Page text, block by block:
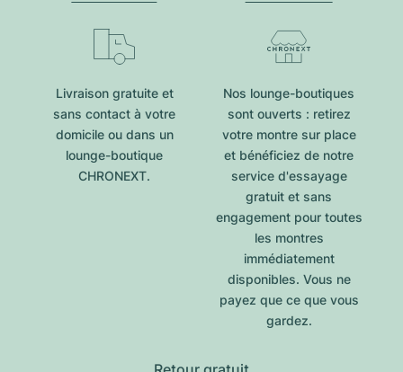
Livraison gratuite et
sans contact à votre
domicile ou dans un
lounge-boutique
CHRONEXT.
Nos lounge-boutiques
sont ouverts : retirez
votre montre sur place
et bénéficiez de notre
service d'essayage
gratuit et sans
engagement pour toutes
les montres
immédiatement
disponibles. Vous ne
payez que ce que vous
gardez.